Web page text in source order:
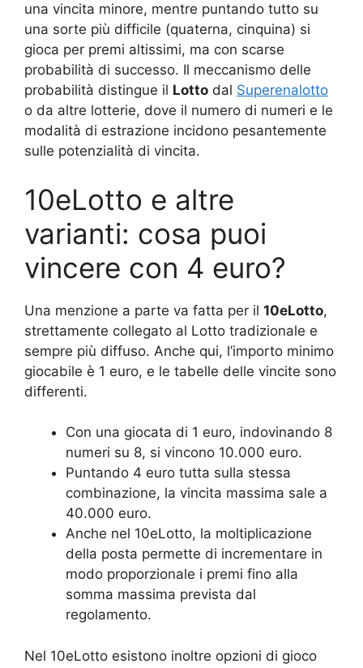
una vincita minore, mentre puntando tutto su
una sorte più difficile (quaterna, cinquina) si
gioca per premi altissimi, ma con scarse
probabilità di successo. Il meccanismo delle
probabilità distingue il Lotto dal Superenalotto
o da altre lotterie, dove il numero di numeri e le
modalità di estrazione incidono pesantemente
sulle potenzialità di vincita.
10eLotto e altre
varianti: cosa puoi
vincere con 4 euro?
Una menzione a parte va fatta per il 10eLotto,
strettamente collegato al Lotto tradizionale e
sempre più diffuso. Anche qui, l’importo minimo
giocabile è 1 euro, e le tabelle delle vincite sono
differenti.
Con una giocata di 1 euro, indovinando 8
numeri su 8, si vincono 10.000 euro.
Puntando 4 euro tutta sulla stessa
combinazione, la vincita massima sale a
40.000 euro.
Anche nel 10eLotto, la moltiplicazione
della posta permette di incrementare in
modo proporzionale i premi fino alla
somma massima prevista dal
regolamento.
Nel 10eLotto esistono inoltre opzioni di gioco